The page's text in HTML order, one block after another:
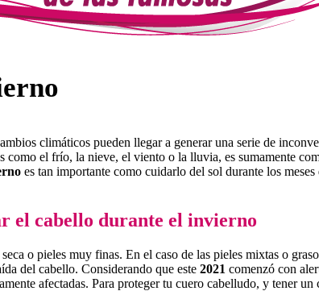
climáticos pueden llegar a generar una serie de
el frío, la nieve, el viento o la lluvia, es sumamente
es tan importante como cuidarlo del sol durante los
el cabello durante el invierno
o pieles muy finas. En el caso de las pieles mixtas o
del cabello. Considerando que este 2021 comenzó con
afectadas. Para proteger tu cuero cabelludo, y tener un